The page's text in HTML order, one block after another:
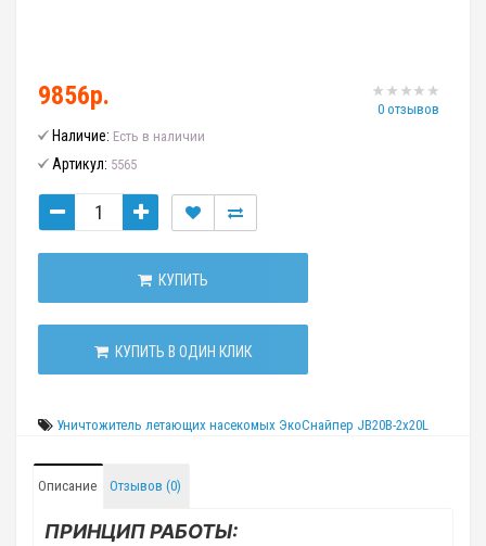
0 отзывов
9856р.
Наличие: Есть в наличии
Артикул: 5565
КУПИТЬ
КУПИТЬ В ОДИН КЛИК
Уничтожитель летающих насекомых ЭкоСнайпер JB20B-2х20L
Описание Отзывов (0)
ПРИНЦИП РАБОТЫ: